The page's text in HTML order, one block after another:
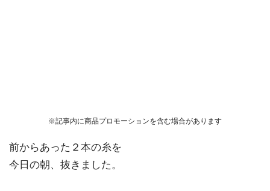
※記事内に商品プロモーションを含む場合があります
前からあった２本の糸を
今日の朝、抜きました。